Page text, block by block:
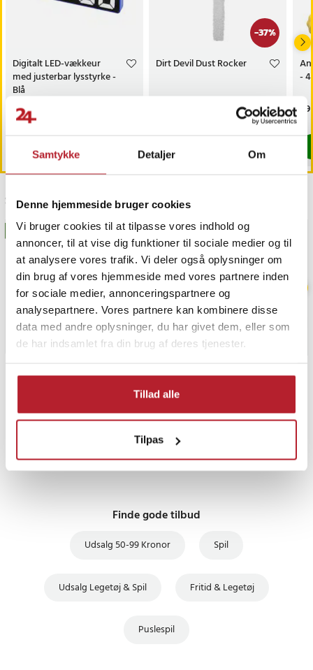
Samtykke Detaljer Om
Denne hjemmeside bruger cookies
Vi bruger cookies til at tilpasse vores indhold og
annoncer, til at vise dig funktioner til sociale medier og til
at analysere vores trafik. Vi deler også oplysninger om
din brug af vores hjemmeside med vores partnere inden
for sociale medier, annonceringspartnere og
analysepartnere. Vores partnere kan kombinere disse
data med andre oplysninger, du har givet dem, eller som
de har indsamlet fra din brug af deres tjenester.
Tillad alle
Tilpas
Digitalt LED-vækkeur
med justerbar lysstyrke -
Blå
Pris:
79 kr.
Findes på lager, Leveres i løbet af 1-2 hverdage
-37%
Dirt Devil Dust Rocker
:109 kr.
Lige nu har vi kun 2 tilbage af dette
-
Sidst besøgt
BESTSELLERE
Finde gode tilbud
Udsalg 50-99 Kronor Spil
Udsalg Legetøj & Spil Fritid & Legetøj
Puslespil